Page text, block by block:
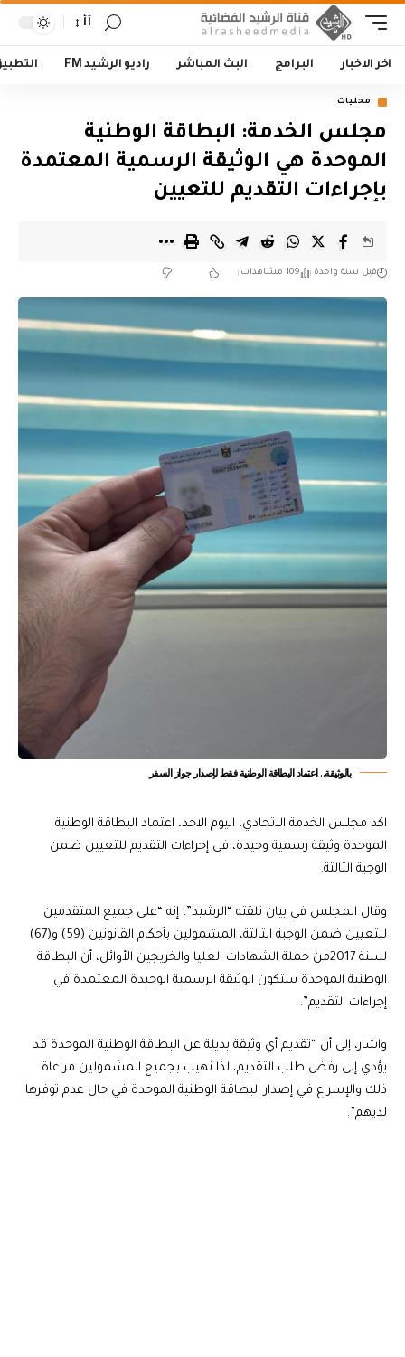
أأ
اخر الاخبار البرامج البث المباشر راديو الرشيد FM
محليات
مجلس الخدمة: البطاقة الوطنية
الموحدة هي الوثيقة الرسمية المعتمدة
بإجراءات التقديم للتعيين
قبل سنة واحدة 109 مشاهدات
بالوثيقة.. اعتماد البطاقة الوطنية فقط لإصدار جواز السفر
اكد مجلس الخدمة الاتحادي، اليوم الاحد، اعتماد البطاقة الوطنية
الموحدة وثيقة رسمية وحيدة، في إجراءات التقديم للتعيين ضمن
الوجبة الثالثة.
وقال المجلس في بيان تلقته “الرشيد”، إنه “على جميع المتقدمين
للتعيين ضمن الوجبة الثالثة، المشمولين بأحكام القانونين (59) و(67)
لسنة 2017من حملة الشهادات العليا والخريجين الأوائل، أن البطاقة
الوطنية الموحدة ستكون الوثيقة الرسمية الوحيدة المعتمدة في
إجراءات التقديم”.
واشار، إلى أن “تقديم أي وثيقة بديلة عن البطاقة الوطنية الموحدة قد
يؤدي إلى رفض طلب التقديم، لذا نهيب بجميع المشمولين مراعاة
ذلك والإسراع في إصدار البطاقة الوطنية الموحدة في حال عدم توفرها
لديهم”.